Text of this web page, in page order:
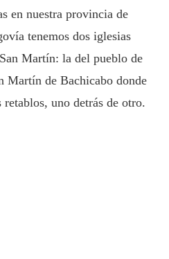
en nuestra provincia de
tenemos dos iglesias
Martín: la del pueblo de
Martín de Bachicabo donde
retablos, uno detrás de otro.